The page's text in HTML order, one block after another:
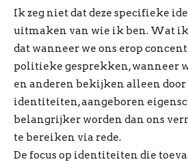
Ik zeg niet dat deze specifieke
uitmaken van wie ik ben. Wat
dat wanneer we ons erop
politieke gesprekken, wanneer
en anderen bekijken alleen door
identiteiten, aangeboren
belangrijker worden dan ons
te bereiken via rede.
De focus op identiteiten die